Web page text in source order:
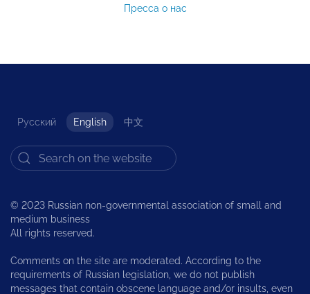
Пресса о нас
Русский English 中文
© 2023 Russian non-governmental association of small and
medium business
All rights reserved.
Comments on the site are moderated. According to the
requirements of Russian legislation, we do not publish
messages that contain obscene language and/or insults, even